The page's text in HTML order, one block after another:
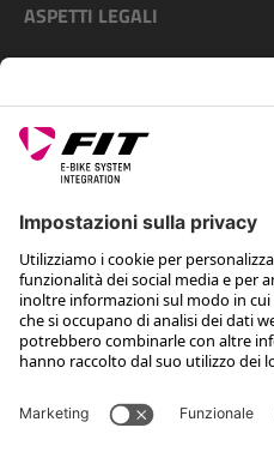
ASPETTI LEGALI
*Prezzo al dettaglio consigliato IVA
Rotax Bike